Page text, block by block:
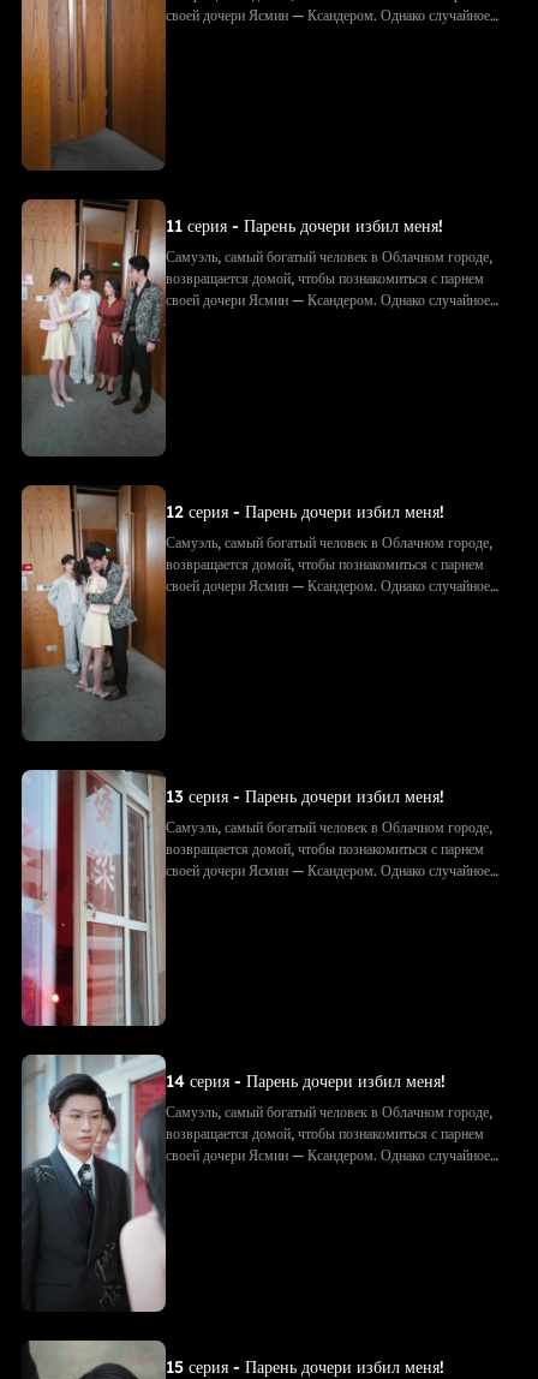
своей дочери Ясмин — Ксандером. Однако случайное
11 серия - Парень дочери избил меня!
Самуэль, самый богатый человек в Облачном городе,
возвращается домой, чтобы познакомиться с парнем
своей дочери Ясмин — Ксандером. Однако случайное
фото с объятиями приводит к недоразумению: Ксандер
12 серия - Парень дочери избил меня!
Самуэль, самый богатый человек в Облачном городе,
возвращается домой, чтобы познакомиться с парнем
своей дочери Ясмин — Ксандером. Однако случайное
встречу с будущим тестем, они в ужасе узнают — тот
13 серия - Парень дочери избил меня!
Самуэль, самый богатый человек в Облачном городе,
возвращается домой, чтобы познакомиться с парнем
своей дочери Ясмин — Ксандером. Однако случайное
фото с объятиями приводит к недоразумению: Ксандер
14 серия - Парень дочери избил меня!
Самуэль, самый богатый человек в Облачном городе,
возвращается домой, чтобы познакомиться с парнем
своей дочери Ясмин — Ксандером. Однако случайное
Самуэля, рвёт подарки и документы. Позже, придя на
встречу с будущим тестем, они в ужасе узнают — тот
самый «незнакомец» и есть Самуэль!
15 серия - Парень дочери избил меня!